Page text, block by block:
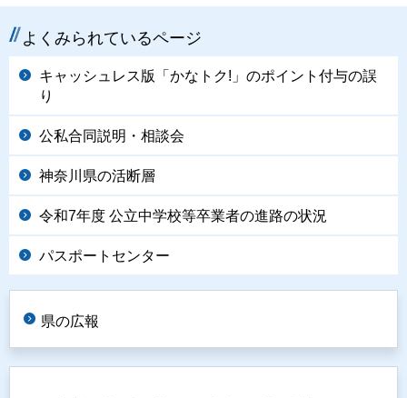
よくみられているページ
キャッシュレス版「かなトク!」のポイント付与の誤
り
公私合同説明・相談会
神奈川県の活断層
令和7年度 公立中学校等卒業者の進路の状況
パスポートセンター
県の広報